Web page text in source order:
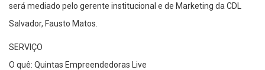
será mediado pelo gerente institucional e de Marketing da CDL
Salvador, Fausto Matos.
SERVIÇO
O quê: Quintas Empreendedoras Live